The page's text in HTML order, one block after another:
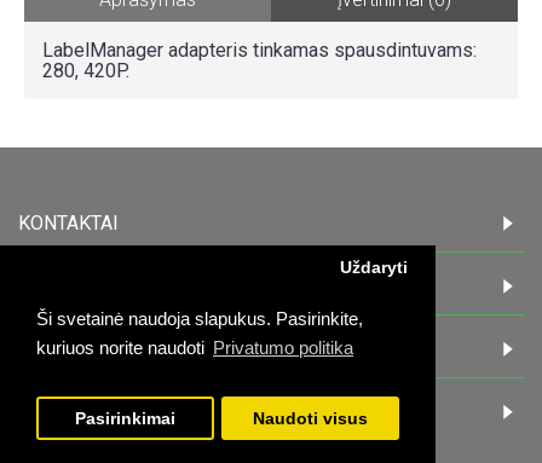
Ši svetainė naudoja slapukus. Pasirinkite,
kuriuos norite naudoti Privatumo politika
Uždaryti
Pasirinkimai Naudoti visus
LabelManager adapteris tinkamas spausdintuvams:
280, 420P.
KONTAKTAI
PIRKĖJAMS
DARBO LAIKAS: